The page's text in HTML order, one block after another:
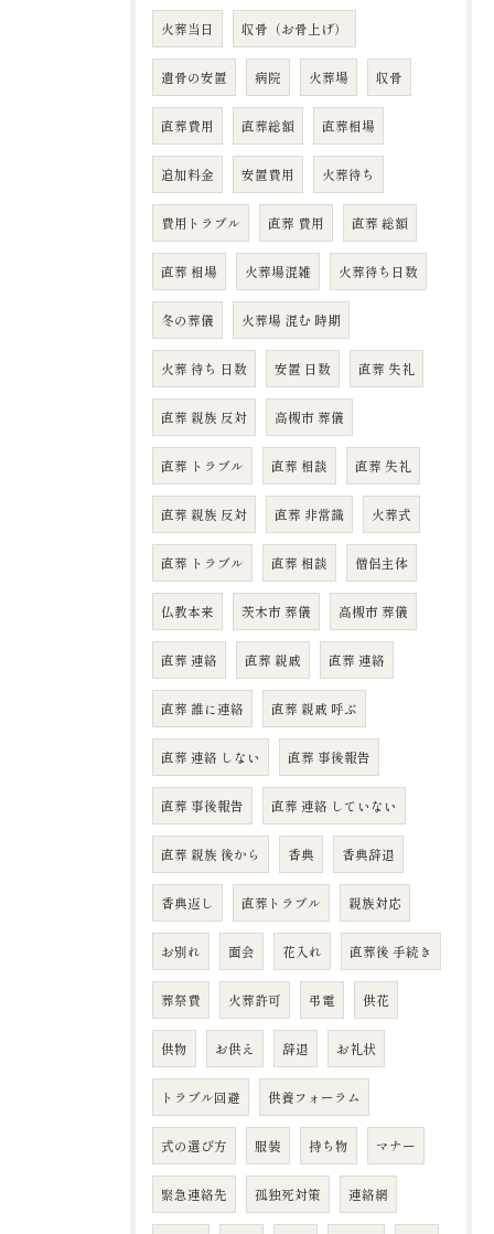
火葬当日 収骨（お骨上げ）
遺骨の安置 病院 火葬場 収骨
直葬費用 直葬総額 直葬相場
追加料金 安置費用 火葬待ち
費用トラブル 直葬 費用 直葬 総額
直葬 相場 火葬場混雑 火葬待ち日数
冬の葬儀 火葬場 混む 時期
火葬 待ち 日数 安置 日数 直葬 失礼
直葬 親族 反対 高槻市 葬儀
直葬 トラブル 直葬 相談 直葬 失礼
直葬 親族 反対 直葬 非常識 火葬式
直葬 トラブル 直葬 相談 僧侶主体
仏教本来 茨木市 葬儀 高槻市 葬儀
直葬 連絡 直葬 親戚 直葬 連絡
直葬 誰に連絡 直葬 親戚 呼ぶ
直葬 連絡 しない 直葬 事後報告
直葬 事後報告 直葬 連絡 していない
直葬 親族 後から 香典 香典辞退
香典返し 直葬トラブル 親族対応
お別れ 面会 花入れ 直葬後 手続き
葬祭費 火葬許可 弔電 供花
供物 お供え 辞退 お礼状
トラブル回避 供養フォーラム
式の選び方 服装 持ち物 マナー
緊急連絡先 孤独死対策 連絡網